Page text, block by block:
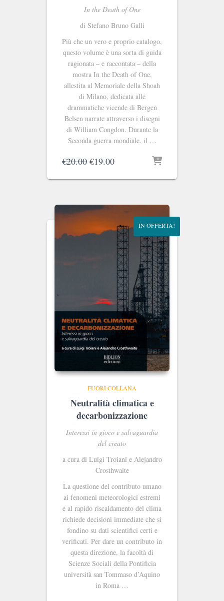
In the Death of One
di Stefano Bruno Galli
Più che un vero e proprio catalogo,
questo volume è una sorta di guida
ragionata – e raccontata – della
mostra In the Death of One,
allestita al Memoriale della Shoah
di Milano, dedicata alle
drammatiche vicende di Bergen
Belsen narrate attraverso i disegni
di William Congdon. Durante la
Seconda guerra mondiale, il …
€20.00 Il
originale
€20.00.
€19.00Il
attuale
€19.00.
IN OFFERTA!
FUORI COLLANA
Neutralità climatica e
decarbonizzazione
Interessi in gioco e salvaguardia
del creato
a cura di Luigi Troiani e Alejandro
Crosthwaite
La questione del contributo umano
ai fenomeni meteorologici estremi
e al rapido riscaldamento del clima
richiede decisioni immediate che si
fondino su dati scientifici certi e
verificati. Per dare un contributo in
questa direzione, la facoltà di
Scienze Sociali della Pontificia
università san Tommaso d’Aquino
in Roma …